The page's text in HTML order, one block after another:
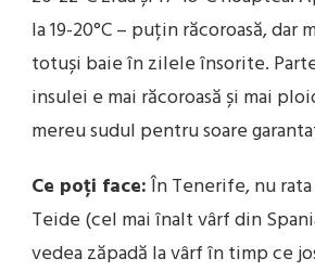
la 19-20°C – puțin răcoroasă,
totuși baie în zilele însorite.
insulei e mai răcoroasă și mai
mereu sudul pentru soare
Ce poți face:În Tenerife, nu
Teide (cel mai înalt vârf din
vedea zăpadă la vârf în timp ce